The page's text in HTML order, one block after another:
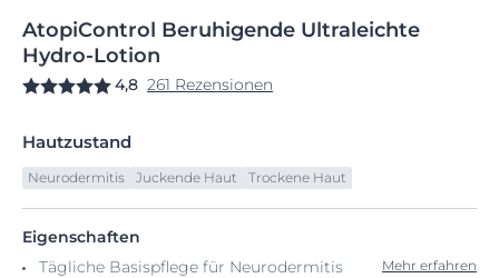
AtopiControl Beruhigende Ultraleichte
Hydro-Lotion
4,8 261 Rezensionen
Hautzustand
Neurodermitis Juckende Haut Trockene Haut
Eigenschaften
Tägliche Basispflege für Neurodermitis
Mehr erfahren